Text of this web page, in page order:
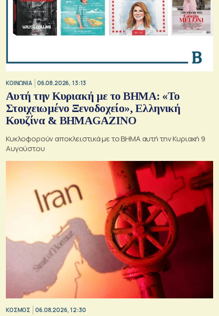
ΚΟΙΝΩΝΙΑ 06.08.2026, 13:13
Αυτή την Κυριακή με το ΒΗΜΑ: «Το
Στοιχειωμένο Ξενοδοχείο», Ελληνική
Κουζίνα & ΒΗΜΑGAZINO
Κυκλοφορούν αποκλειστικά με το ΒΗΜΑ αυτή την Κυριακή 9
Αυγούστου
ΚΟΣΜΟΣ 06.08.2026, 12:30